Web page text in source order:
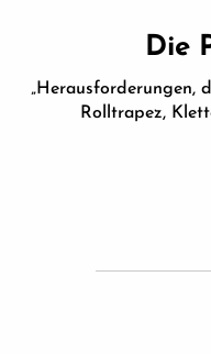
Die
„Herausforderungen,
Rolltrapez,